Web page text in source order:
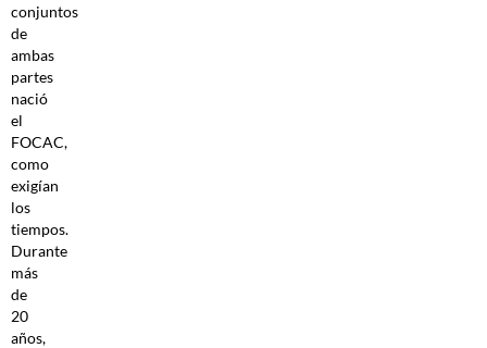
conjuntos
de
ambas
partes
nació
el
FOCAC,
como
exigían
los
tiempos.
Durante
más
de
20
años,